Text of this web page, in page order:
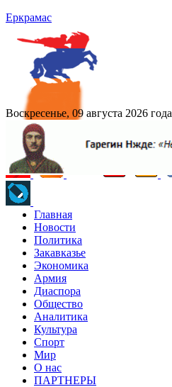
Еркрамас
Воскресенье, 09 августа 2026 года
Главная
Новости
Политика
Закавказье
Экономика
Армия
Диаспора
Общество
Аналитика
Культура
Спорт
Мир
О нас
ПАРТНЕРЫ